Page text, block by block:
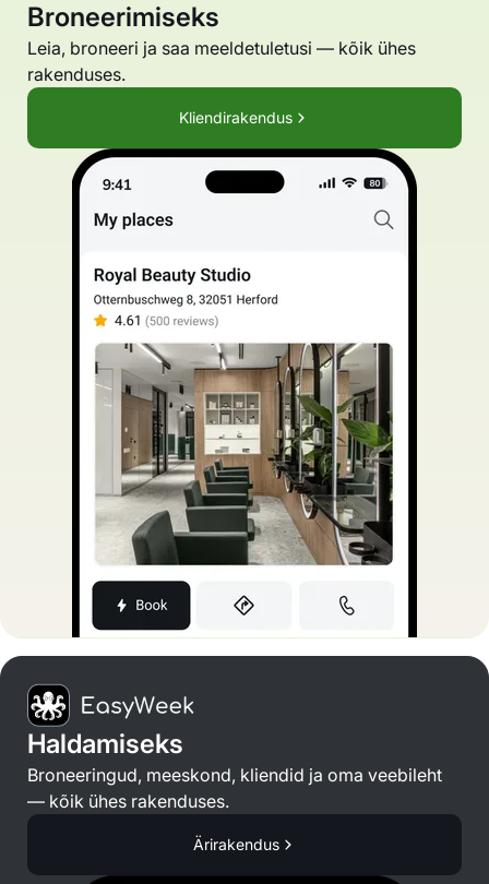
Broneerimiseks
Leia, broneeri ja saa meeldetuletusi — kõik ühes
rakenduses.
Kliendirakendus
Haldamiseks
Broneeringud, meeskond, kliendid ja oma veebileht
— kõik ühes rakenduses.
Ärirakendus